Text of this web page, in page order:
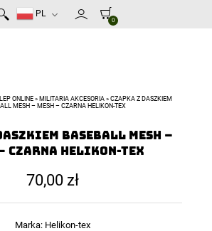
PL
0
ONLINE» MILITARIA AKCESORIA» CZAPKA Z DASZKIEM
MESH – MESH – CZARNA HELIKON-TEX
Baseball Mesh –
– Czarna Helikon-Tex
70,00 zł
Marka: Helikon-tex